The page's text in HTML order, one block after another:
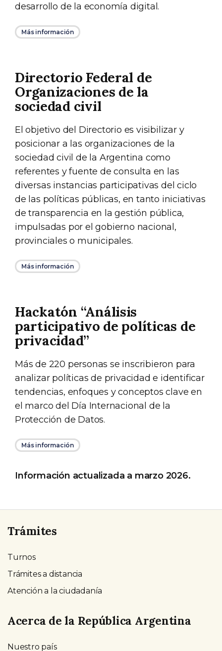
desarrollo de la economía digital.
Más información
Directorio Federal de
Organizaciones de la
sociedad civil
El objetivo del Directorio es visibilizar y
posicionar a las organizaciones de la
sociedad civil de la Argentina como
referentes y fuente de consulta en las
diversas instancias participativas del ciclo
de las políticas públicas, en tanto iniciativas
de transparencia en la gestión pública,
impulsadas por el gobierno nacional,
provinciales o municipales.
Más información
Hackatón “Análisis
participativo de políticas de
privacidad”
Más de 220 personas se inscribieron para
analizar políticas de privacidad e identificar
tendencias, enfoques y conceptos clave en
el marco del Día Internacional de la
Protección de Datos.
Más información
Información actualizada a marzo 2026.
Trámites
Turnos
Trámites a distancia
Atención a la ciudadanía
Acerca de la República Argentina
Nuestro país